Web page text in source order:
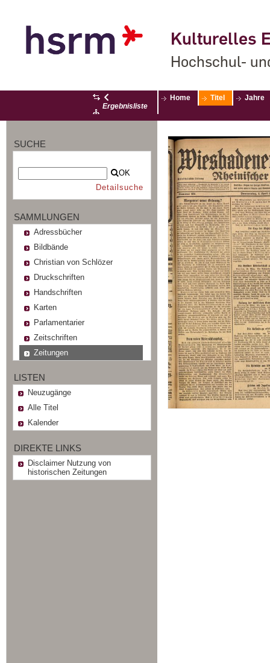
Kulturelles
Hochschul-
Ergebnisliste
Home Titel Jahre
SUCHE
OK
Detailsuche
SAMMLUNGEN
Adressbücher
Bildbände
Christian von Schlözer
Druckschriften
Handschriften
Karten
Parlamentarier
Zeitschriften
Zeitungen
LISTEN
Neuzugänge
Alle Titel
Kalender
DIREKTE LINKS
Disclaimer Nutzung von
historischen Zeitungen